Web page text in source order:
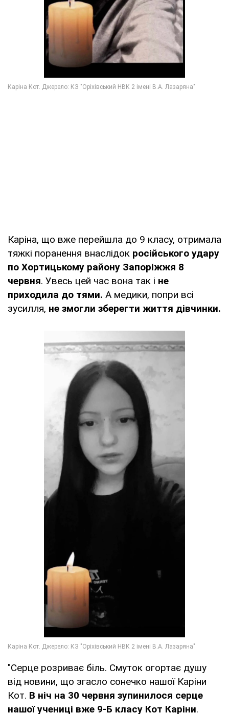
Каріна, що вже перейшла до 9 класу, отримала
тяжкі поранення внаслідок російського удару
по Хортицькому району Запоріжжя 8
червня. Увесь цей час вона так і не
приходила до тями. А медики, попри всі
зусилля, не змогли зберегти життя дівчинки.
"Серце розриває біль. Смуток огортає душу
від новини, що згасло сонечко нашої Каріни
Кот. В ніч на 30 червня зупинилося серце
нашої учениці вже 9-Б класу Кот Каріни.